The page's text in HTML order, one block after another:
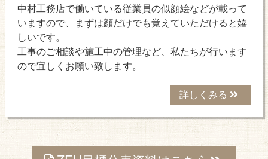
中村工務店で働いている従業員の似顔絵などが載って
いますので、まずは顔だけでも覚えていただけると嬉
しいです。
工事のご相談や施工中の管理など、私たちが行います
ので宜しくお願い致します。
詳しくみる